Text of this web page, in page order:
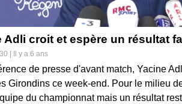
Adli croit et espère un résultat
| Il y a 6 ans
de presse d'avant match, Yacine
Girondins ce week-end. Pour le milieu
du championnat mais un résultat